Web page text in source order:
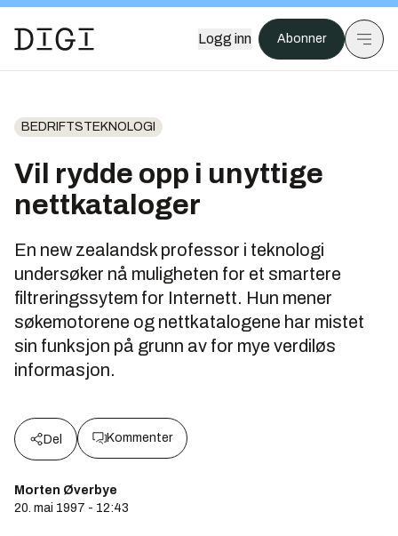
Logg inn Abonner
BEDRIFTSTEKNOLOGI
Vil rydde opp i unyttige
nettkataloger
En new zealandsk professor i teknologi
undersøker nå muligheten for et smartere
filtreringssytem for Internett. Hun mener
søkemotorene og nettkatalogene har mistet
sin funksjon på grunn av for mye verdiløs
informasjon.
Del Kommenter
Morten Øverbye
20. mai 1997 - 12:43